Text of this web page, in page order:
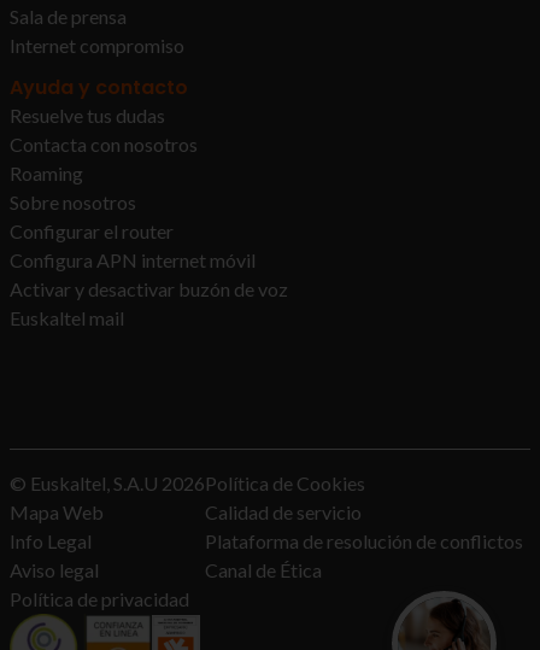
Sala de prensa
Internet compromiso
Ayuda y contacto
Resuelve tus dudas
Contacta con nosotros
Roaming
Sobre nosotros
Configurar el router
Configura APN internet móvil
Activar y desactivar buzón de voz
Euskaltel mail
© Euskaltel, S.A.U 2026
Mapa Web
Info Legal
Aviso legal
Política de privacidad
Política de Cookies
Calidad de servicio
Plataforma de resolución de conflictos
Canal de Ética
¿Quieres